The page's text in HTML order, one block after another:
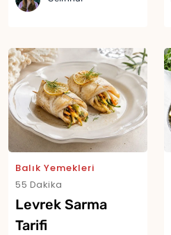
Balık Yemekleri
55 Dakika
Levrek Sarma
Tarifi